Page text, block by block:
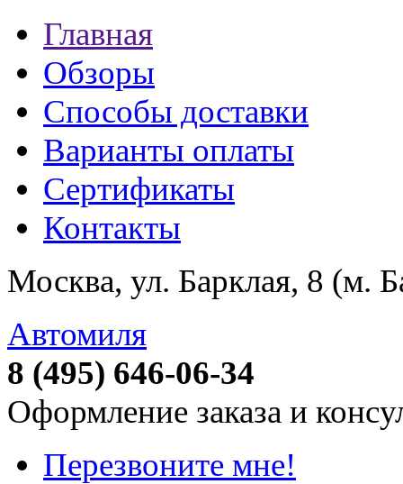
Главная
Обзоры
Способы доставки
Варианты оплаты
Сертификаты
Контакты
Москва, ул. Барклая, 8 (м.
Автомиля
8 (495) 646-06-34
Оформление заказа и
Перезвоните мне!